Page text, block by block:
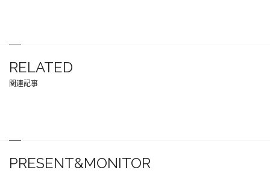
RELATED
関連記事
PRESENT&MONITOR